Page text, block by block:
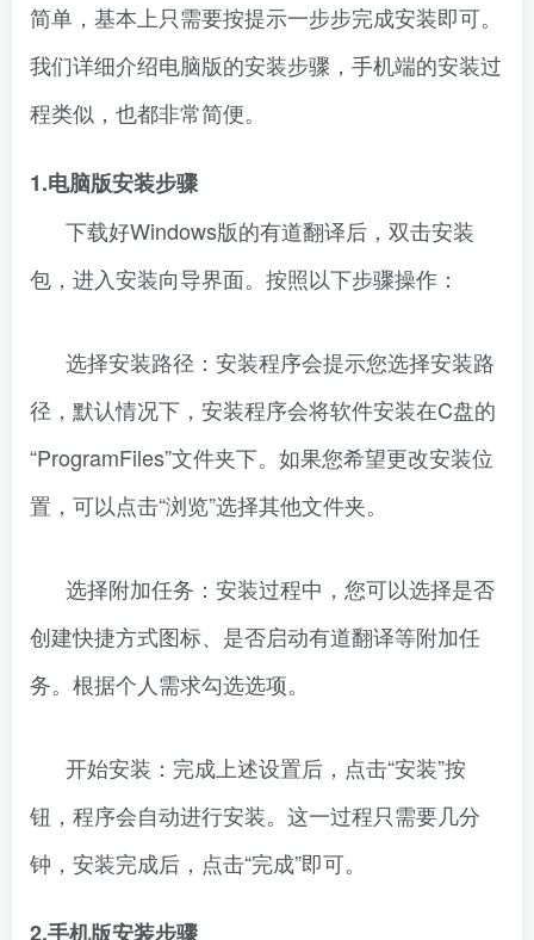
简单，基本上只需要按提示一步步完成安装即可。
我们详细介绍电脑版的安装步骤，手机端的安装过
程类似，也都非常简便。
1.电脑版安装步骤
下载好Windows版的有道翻译后，双击安装
包，进入安装向导界面。按照以下步骤操作：
选择安装路径：安装程序会提示您选择安装路
径，默认情况下，安装程序会将软件安装在C盘的
“ProgramFiles”文件夹下。如果您希望更改安装位
置，可以点击“浏览”选择其他文件夹。
选择附加任务：安装过程中，您可以选择是否
创建快捷方式图标、是否启动有道翻译等附加任
务。根据个人需求勾选选项。
开始安装：完成上述设置后，点击“安装”按
钮，程序会自动进行安装。这一过程只需要几分
钟，安装完成后，点击“完成”即可。
2.手机版安装步骤